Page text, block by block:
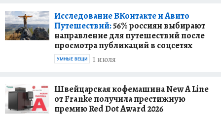
Исследование ВКонтакте и Авито
Путешествий:56% россиян выбирают
направление для путешествий после
просмотра публикаций в соцсетях
1 июля
УМНЫЕ ВЕЩИ
Швейцарская кофемашина New A Line
от Franke получила престижную
премию Red Dot Award 2026